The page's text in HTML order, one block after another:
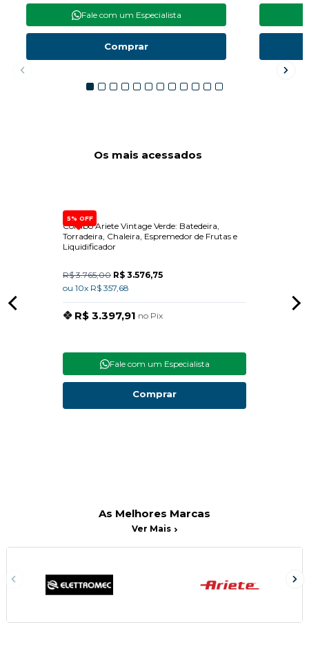
Comprar
Fale com um Especialista
Os mais acessados
5% OFF
Combo Ariete Vintage Verde: Batedeira,
Torradeira, Chaleira, Espremedor de Frutas e
Liquidificador
R$ 3.765,00 R$ 3.576,75
ou 10x R$ 357,68
R$ 3.397,91 no Pix
Fale com um Especialista
Comprar
As Melhores Marcas
Ver Mais